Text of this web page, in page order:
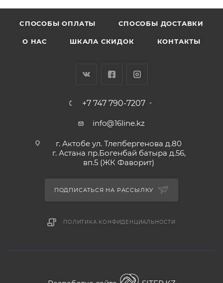
CПОСОБЫ ОПЛАТЫ СПОСОБЫ ДОСТАВКИ
О НАС ШКАЛА СКИДОК КОНТАКТЫ
+7 747 790-7207
info@16line.kz
г. Актобе ул. Тлепбергенова д.80
г. Астана пр.Богенбай батыра д.56,
вп.5 (ЖК Фаворит)
ПОДПИСАТЬСЯ НА РАССЫЛКУ
ПОЛИТИКА КОНФИДЕНЦИАЛЬНОСТИ